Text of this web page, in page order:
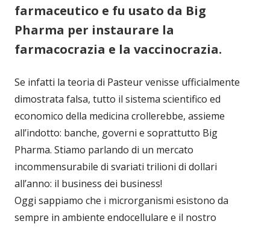
farmaceutico e fu usato da Big
Pharma per instaurare la
farmacocrazia e la vaccinocrazia.
Se infatti la teoria di Pasteur venisse ufficialmente
dimostrata falsa, tutto il sistema scientifico ed
economico della medicina crollerebbe, assieme
all’indotto: banche, governi e soprattutto Big
Pharma. Stiamo parlando di un mercato
incommensurabile di svariati trilioni di dollari
all’anno: il business dei business!
Oggi sappiamo che i microrganismi esistono da
sempre in ambiente endocellulare e il nostro